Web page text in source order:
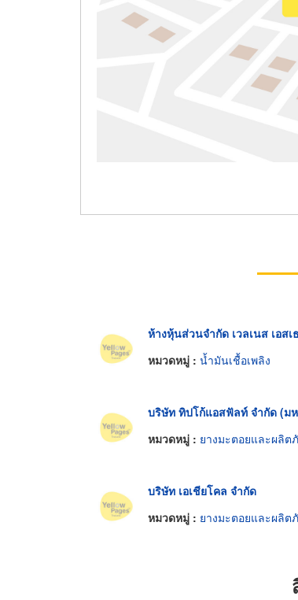
ห้างหุ้นส่วนจำกัด เวลเนส เอสเ
หมวดหมู่ : น้ำมันเชื้อเพลิง
บริษัท ทิปโก้แอสฟัลท์ จำกัด (ม
หมวดหมู่ : ยางมะตอยและผลิ
บริษัท เอเชียโคล จำกัด
หมวดหมู่ : ยางมะตอยและผลิ